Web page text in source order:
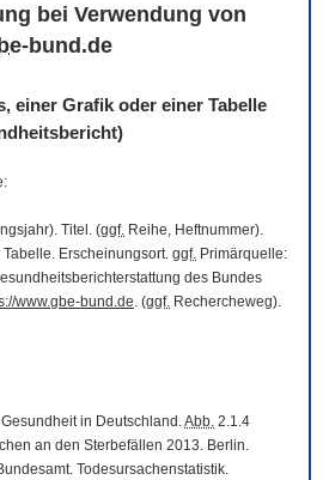
bei Verwendung von
-bund.de
einer Grafik oder einer Tabelle
Titel. (ggf. Reihe, Heftnummer).
Erscheinungsort. ggf. Primärquelle:
des Bundes
www.gbe-bund.de. (ggf. Rechercheweg).
in Deutschland.Abb. 2.1.4
an den Sterbefällen 2013. Berlin.
Todesursachenstatistik.